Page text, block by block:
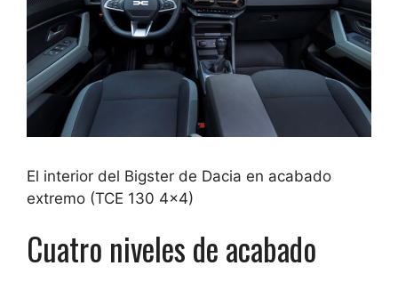
El interior del Bigster de Dacia en acabado
extremo (TCE 130 4×4)
Cuatro niveles de acabado